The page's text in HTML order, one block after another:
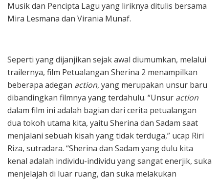
Musik dan Pencipta Lagu yang liriknya ditulis bersama
Mira Lesmana dan Virania Munaf.
Seperti yang dijanjikan sejak awal diumumkan, melalui
trailernya, film Petualangan Sherina 2 menampilkan
beberapa adegan action, yang merupakan unsur baru
dibandingkan filmnya yang terdahulu. “Unsur action
dalam film ini adalah bagian dari cerita petualangan
dua tokoh utama kita, yaitu Sherina dan Sadam saat
menjalani sebuah kisah yang tidak terduga,” ucap Riri
Riza, sutradara. “Sherina dan Sadam yang dulu kita
kenal adalah individu-individu yang sangat enerjik, suka
menjelajah di luar ruang, dan suka melakukan